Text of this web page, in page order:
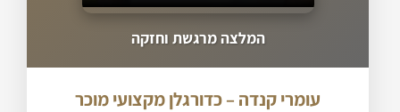
המלצה מרגשת וחזקה
עומרי קנדה – כדורגלן מקצועי מוכר